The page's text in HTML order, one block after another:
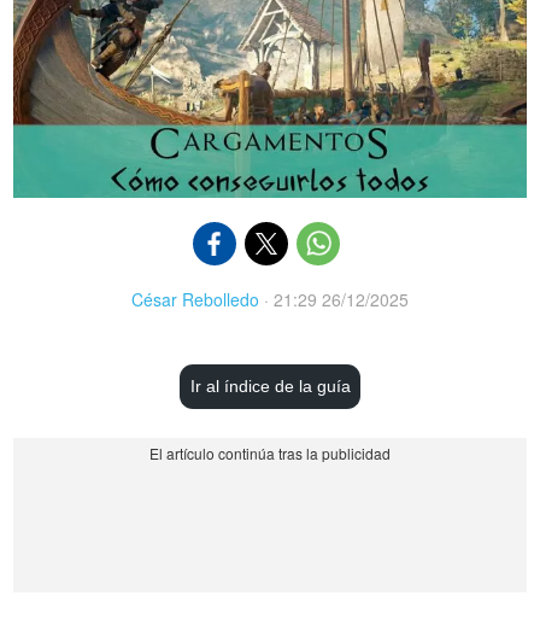
César Rebolledo · 21:29 26/12/2025
Ir al índice de la guía